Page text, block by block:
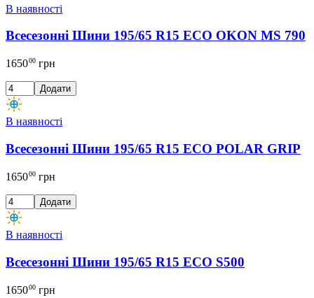
В наявності
Всесезонні Шини 195/65 R15 ECO OKON MS 790
165000 грн
Додати
В наявності
Всесезонні Шини 195/65 R15 ECO POLAR GRIP
165000 грн
Додати
В наявності
Всесезонні Шини 195/65 R15 ECO S500
165000 грн